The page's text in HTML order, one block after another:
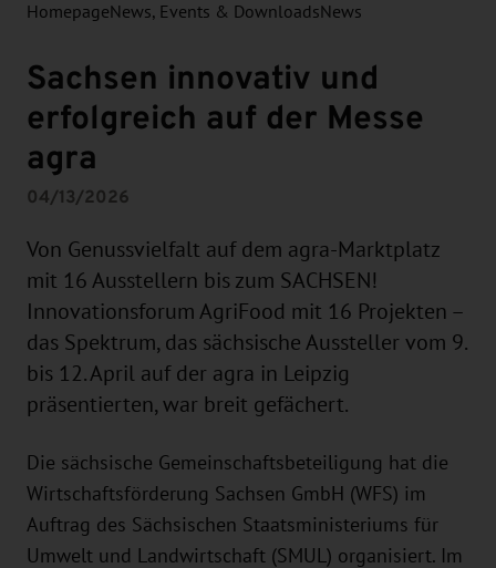
HomepageNews, Events & DownloadsNews
Sachsen innovativ und
erfolgreich auf der Messe
agra
04/13/2026
Von Genussvielfalt auf dem agra-Marktplatz
mit 16 Ausstellern bis zum SACHSEN!
Innovationsforum AgriFood mit 16 Projekten –
das Spektrum, das sächsische Aussteller vom 9.
bis 12. April auf der agra in Leipzig
präsentierten, war breit gefächert.
Die sächsische Gemeinschaftsbeteiligung hat die
Wirtschaftsförderung Sachsen GmbH (WFS) im
Auftrag des Sächsischen Staatsministeriums für
Umwelt und Landwirtschaft (SMUL) organisiert. Im